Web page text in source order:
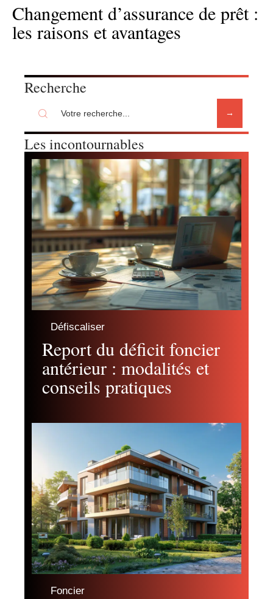
Changement d’assurance de prêt :
les raisons et avantages
Recherche
Les incontournables
Défiscaliser
Report du déficit foncier
antérieur : modalités et
conseils pratiques
Foncier